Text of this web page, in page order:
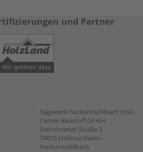
und Partner
Sägewerk Neckarmühlbach Holz-
Center Baustoff GmbH
Heinsheimer Straße 3
74855 Haßmersheim-
Neckarmühlbach